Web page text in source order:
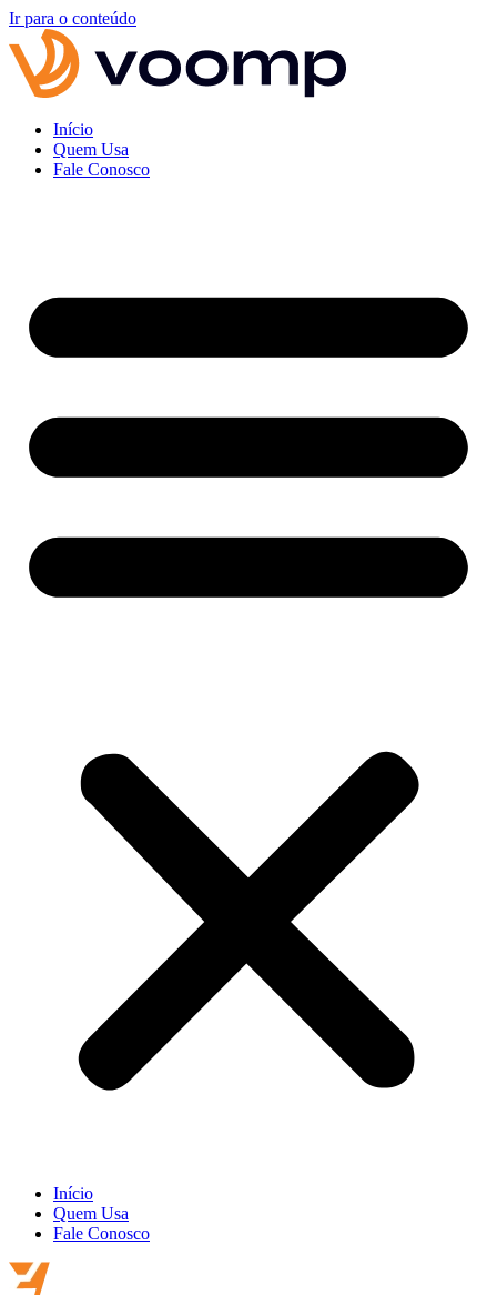
Ir para o conteúdo
Início
Quem Usa
Fale Conosco
Início
Quem Usa
Fale Conosco